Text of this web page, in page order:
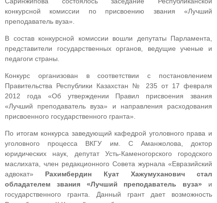
конкурсной комиссии по присвоению звания «Лучший
преподаватель вуза».
В состав конкурсной комиссии вошли депутаты Парламента,
представители государственных органов, ведущие ученые и
педагоги страны.
Конкурс организован в соответствии с постановлением
Правительства Республики Казахстан № 235 от 17 февраля
2012 года «Об утверждении Правил присвоения звания
«Лучший преподаватель вуза» и направления расходования
присвоенного государственного гранта».
По итогам конкурса заведующий кафедрой уголовного права и
уголовного процесса ВКГУ им. С Аманжолова, доктор
юридических наук, депутат Усть-Каменогорского городского
маслихата, член редакционного Совета журнала «Евразийский
адвокат» Рахимбердин Куат Хажумуханович стал
обладателем звания «Лучший преподаватель вуза» и
государственного гранта. Данный грант дает возможность